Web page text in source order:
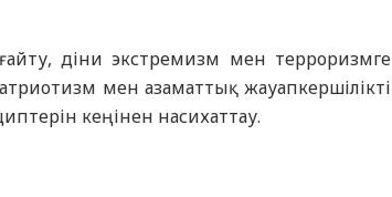
діни экстремизм мен терроризмге
мен азаматтық жауапкершілікті
кеңінен насихаттау.